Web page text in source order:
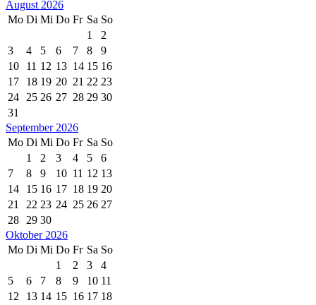
August 2026
Mo Di Mi Do Fr Sa So
1
2
3
4 5 6 7 8
9
10
11 12 13 14 15 16
17
18 19 20 21 22 23
24 25 26 27 28 29 30
31
September 2026
Mo Di Mi Do Fr Sa So
1
2 3 4 5
6
7
8 9 10 11 12 13
14
15 16 17 18 19 20
21
22 23 24 25 26 27
28 29 30
Oktober 2026
Mo Di Mi Do Fr Sa So
1
2 3
4
5
6 7 8 9 10 11
12
13 14 15 16 17 18